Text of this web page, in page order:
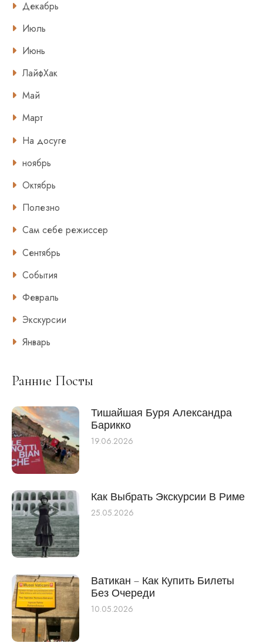
Декабрь
Июль
Июнь
ЛайфХак
Май
Март
На досуге
ноябрь
Октябрь
Полезно
Сам себе режиссер
Сентябрь
События
Февраль
Экскурсии
Январь
Ранние Посты
Тишайшая Буря Александра
Барикко
19.06.2026
Как Выбрать Экскурсии В Риме
25.05.2026
Ватикан – Как Купить Билеты
Без Очереди
10.05.2026